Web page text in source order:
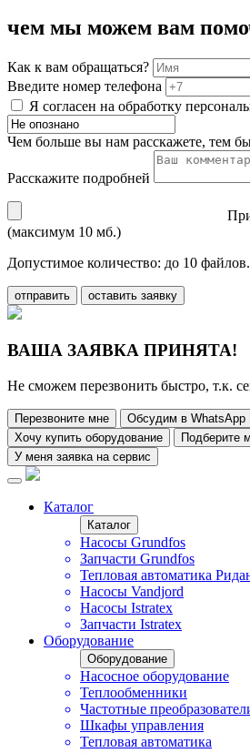
чем мы можем вам
Как к вам обращаться?
Введите номер телефона
Я согласен на обработку
Чем больше вы нам расскажете, тем
Расскажите подробней
(максимум 10 мб.)
Допустимое количество: до 10 файлов.
отправить оставить заявку
ВАША ЗАЯВКА ПРИНЯТА!
Не сможем перезвонить быстро, т.к.
Перезвоните мне Обсудим в WhatsApp
Хочу купить оборудование
Подберите
У меня заявка на сервис
Каталог
Каталог
Насосы Grundfos
Запчасти Grundfos
Тепловая автоматика
Насосы Vandjord
Насосы Istratex
Запчасти Istratex
Оборудование
Оборудование
Насосное оборудование
Теплообменники
Частотные
Шкафы управления
Тепловая автоматика